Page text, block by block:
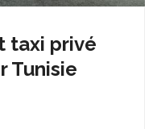
taxi privé
Tunisie